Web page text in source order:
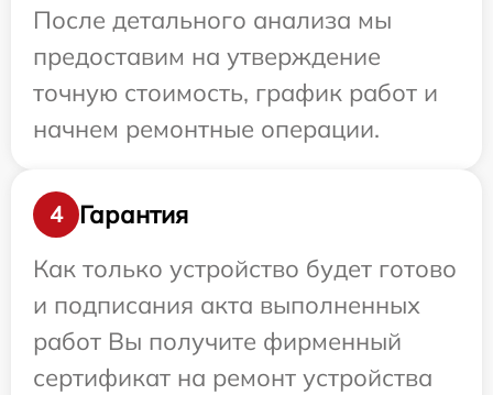
После детального анализа мы
предоставим на утверждение
точную стоимость, график работ и
начнем ремонтные операции.
4
Гарантия
Как только устройство будет готово
и подписания акта выполненных
работ Вы получите фирменный
сертификат на ремонт устройства